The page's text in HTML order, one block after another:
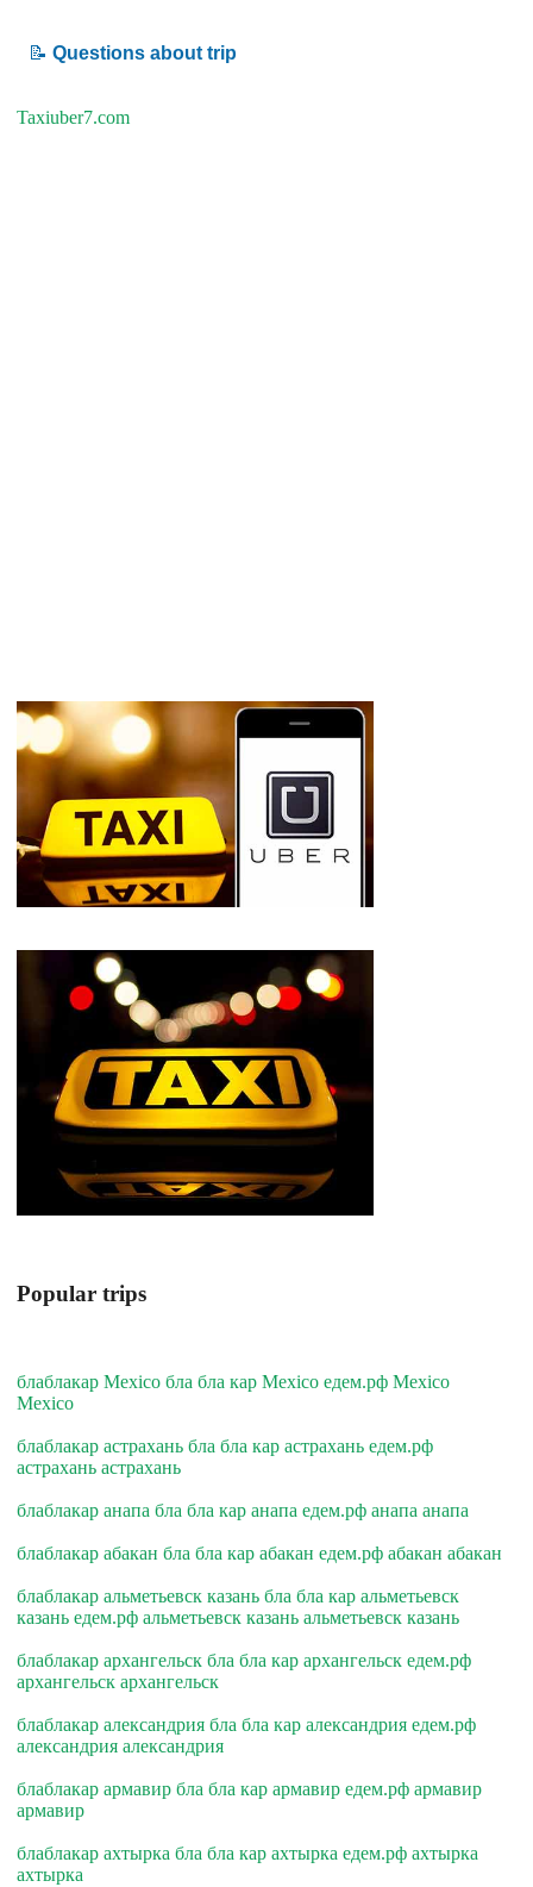
📝 Questions about trip
Taxiuber7.com
Popular trips
блаблакар Mexico бла бла кар Mexico едем.рф Mexico
Mexico
блаблакар астрахань бла бла кар астрахань едем.рф
астрахань астрахань
блаблакар анапа бла бла кар анапа едем.рф анапа анапа
блаблакар абакан бла бла кар абакан едем.рф абакан абакан
блаблакар альметьевск казань бла бла кар альметьевск
казань едем.рф альметьевск казань альметьевск казань
блаблакар архангельск бла бла кар архангельск едем.рф
архангельск архангельск
блаблакар александрия бла бла кар александрия едем.рф
александрия александрия
блаблакар армавир бла бла кар армавир едем.рф армавир
армавир
блаблакар ахтырка бла бла кар ахтырка едем.рф ахтырка
ахтырка